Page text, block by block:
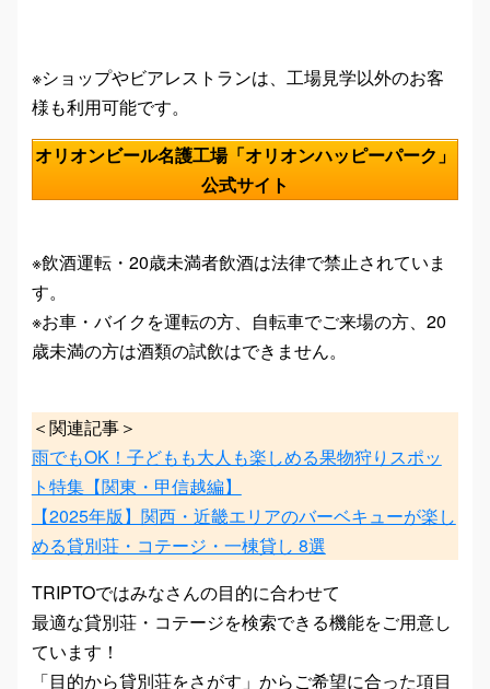
※ショップやビアレストランは、工場見学以外のお客
様も利用可能です。
オリオンビール名護工場「オリオンハッピーパーク」
公式サイト
※飲酒運転・20歳未満者飲酒は法律で禁止されていま
す。
※お車・バイクを運転の方、自転車でご来場の方、20
歳未満の方は酒類の試飲はできません。
＜関連記事＞
雨でもOK！子どもも大人も楽しめる果物狩りスポッ
ト特集【関東・甲信越編】
【2025年版】関西・近畿エリアのバーベキューが楽し
める貸別荘・コテージ・一棟貸し 8選
TRIPTOではみなさんの目的に合わせて
最適な貸別荘・コテージを検索できる機能をご用意し
ています！
「目的から貸別荘をさがす」からご希望に合った項目